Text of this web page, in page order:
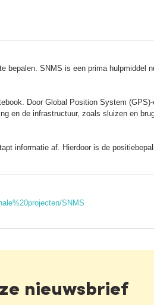
SNMS is een prima hulpmiddel
Door Global Position System
de infrastructuur, zoals sluizen en
informatie af. Hierdoor is de
SNMS
nieuwsbrief